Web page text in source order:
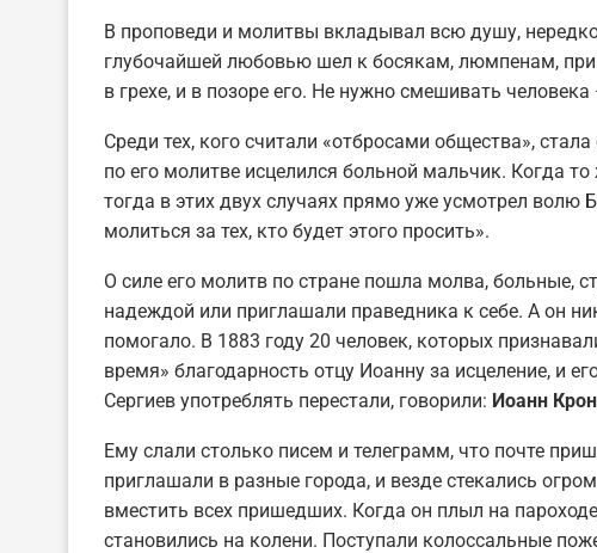
В проповеди и молитвы вкладывал всю душу,
глубочайшей любовью шел к босякам, люмпенам,
в грехе, и в позоре его. Не нужно смешивать
Среди тех, кого считали «отбросами общества»,
по его молитве исцелился больной мальчик. Когда
тогда в этих двух случаях прямо уже усмотрел волю
молиться за тех, кто будет этого просить».
О силе его молитв по стране пошла молва, больные,
надеждой или приглашали праведника к себе. А он
помогало. В 1883 году 20 человек, которых
время» благодарность отцу Иоанну за исцеление, и
Сергиев употреблять перестали, говорили: Иоанн
Ему слали столько писем и телеграмм, что почте
приглашали в разные города, и везде стекались
вместить всех пришедших. Когда он плыл на
становились на колени. Поступали колоссальные